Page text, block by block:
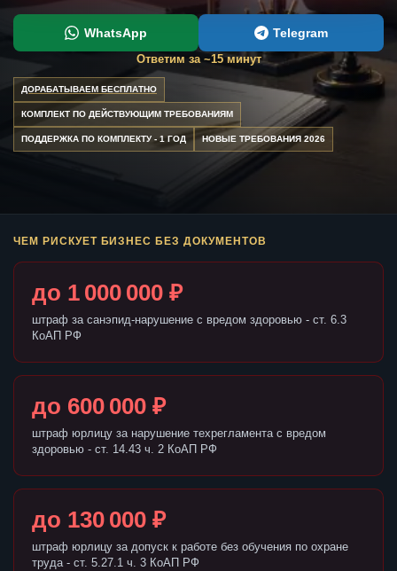
WhatsApp Telegram
Ответим за ~15 минут
ДОРАБАТЫВАЕМ БЕСПЛАТНО
КОМПЛЕКТ ПО ДЕЙСТВУЮЩИМ ТРЕБОВАНИЯМ
ПОДДЕРЖКА ПО КОМПЛЕКТУ - 1 ГОД НОВЫЕ ТРЕБОВАНИЯ 2026
ЧЕМ РИСКУЕТ БИЗНЕС БЕЗ ДОКУМЕНТОВ
до 1 000 000 ₽
штраф за санэпид-нарушение с вредом здоровью - ст. 6.3
КоАП РФ
до 600 000 ₽
штраф юрлицу за нарушение техрегламента с вредом
здоровью - ст. 14.43 ч. 2 КоАП РФ
до 130 000 ₽
штраф юрлицу за допуск к работе без обучения по охране
труда - ст. 5.27.1 ч. 3 КоАП РФ